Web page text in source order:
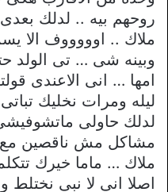
روحهم بيه .. لدلك
ملاك .. اوووووف الا
وبينه شى … تى الولد
امها … انى الاعندى
ليله ومرات نخليك
لدلك حاولى
مشاكل مش ناقصين مع
ملاك … ماما خيرك
اصلا انى لا نبى نختلط